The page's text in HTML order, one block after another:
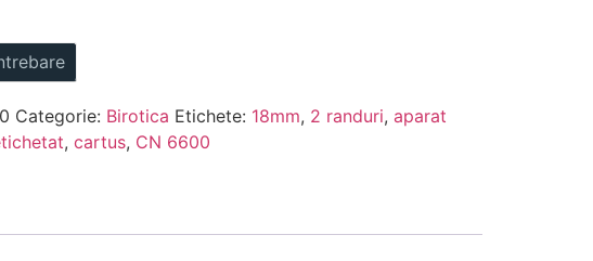
Categorie: Birotica Etichete: 18mm, 2 randuri, aparat
, cartus, CN 6600